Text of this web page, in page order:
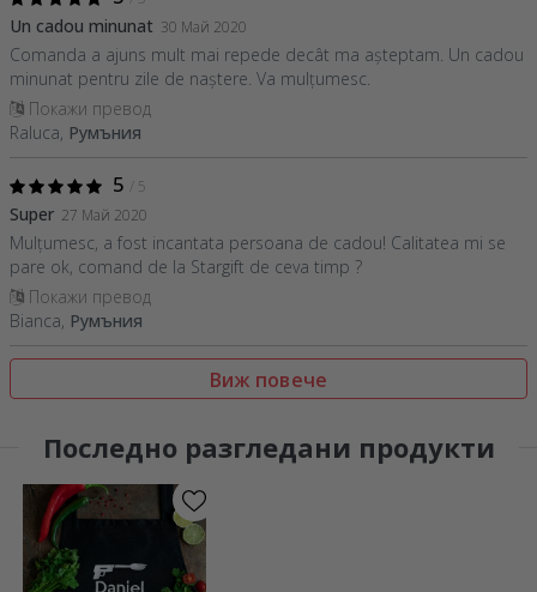
Un cadou minunat 30 Май 2020
Comanda a ajuns mult mai repede decât ma așteptam. Un cadou
minunat pentru zile de naștere. Va mulțumesc.
Покажи превод
Raluca, Румъния
5 / 5
Super 27 Май 2020
Mulțumesc, a fost incantata persoana de cadou! Calitatea mi se
pare ok, comand de la Stargift de ceva timp ?
Покажи превод
Bianca, Румъния
Виж повече
Последно разгледани продукти